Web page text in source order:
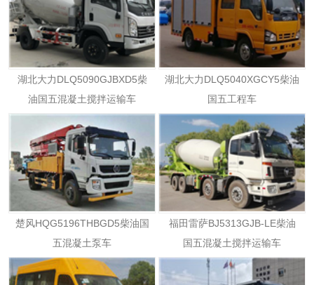
湖北大力DLQ5090GJBXD5柴
油国五混凝土搅拌运输车
湖北大力DLQ5040XGCY5柴油
国五工程车
楚风HQG5196THBGD5柴油国
五混凝土泵车
福田雷萨BJ5313GJB-LE柴油
国五混凝土搅拌运输车